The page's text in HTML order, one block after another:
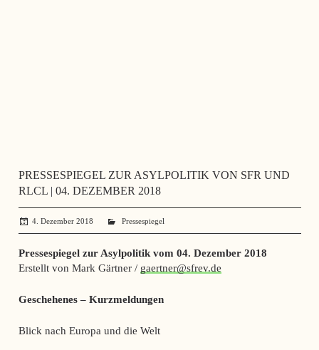
PRESSESPIEGEL ZUR ASYLPOLITIK VON SFR UND
RLCL | 04. DEZEMBER 2018
4. Dezember 2018 administrator
Pressespiegel
Pressespiegel zur Asylpolitik vom 04. Dezember 2018
Erstellt von Mark Gärtner / gaertner@sfrev.de
Geschehenes – Kurzmeldungen
Blick nach Europa und die Welt